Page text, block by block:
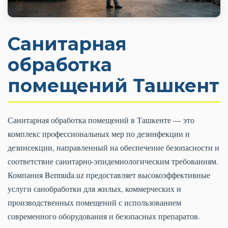
Санитарная
обработка
помещений Ташкент
Санитарная обработка помещений в Ташкенте — это
комплекс профессиональных мер по дезинфекции и
дезинсекции, направленный на обеспечение безопасности и
соответствие санитарно-эпидемиологическим требованиям.
Компания Bermuda.uz предоставляет высокоэффективные
услуги санобработки для жилых, коммерческих и
производственных помещений с использованием
современного оборудования и безопасных препаратов.